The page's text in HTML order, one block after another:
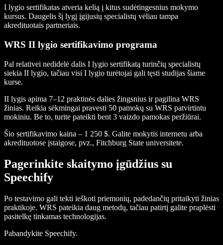
I lygio sertifikatas atveria kelią į kitus sudėtingesnius mokymo
kursus. Daugelis šį lygį įgijusių specialistų vėliau tampa
akredituotais partneriais.
WRS II lygio sertifikavimo programa
Pal relativei nedidelė dalis I lygio sertifikatą turinčių specialistų
siekia II lygio, tačiau visi I lygio turėtojai gali tęsti studijas šiame
kurse.
II lygis apima 7–12 praktinės dalies žingsnius ir pagilina WRS
žinias. Reikia sėkmingai pravesti 50 pamokų su WRS patvirtintu
mokiniu. Be to, turite pateikti bent 3 vaizdo pamokas peržiūrai.
Šio sertifikavimo kaina – 1 250 $. Galite mokytis internetu arba
akredituotose įstaigose, pvz., Fitchburg State universitete.
Pagerinkite skaitymo įgūdžius su
Speechify
Po testavimo gali tekti ieškoti priemonių, padedančių pritaikyti žinias
praktikoje. WRS pateikia daug metodų, tačiau patirtį galite praplėsti
pasitelkę tinkamas technologijas.
Pabandykite Speechify.